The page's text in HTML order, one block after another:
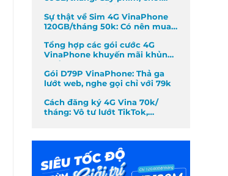
Sự thật về Sim 4G VinaPhone
120GB/tháng 50k: Có nên mua
Tổng hợp các gói cước 4G
VinaPhone khuyến mãi khủng
Gói D79P VinaPhone: Thả ga
lướt web, nghe gọi chỉ với 79k
Cách đăng ký 4G Vina 70k/
tháng: Vô tư lướt TikTok,